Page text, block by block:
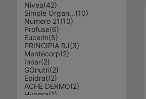
Nivea(42)
Simple Organ...(10)
Numero 21(10)
Profuse(6)
Eucerin(5)
PRINCIPIA RJ(3)
Mantecorp(2)
Inoar(2)
GOnutri(2)
Epidrat(2)
ACHE DERMO(2)
Hypera(1)